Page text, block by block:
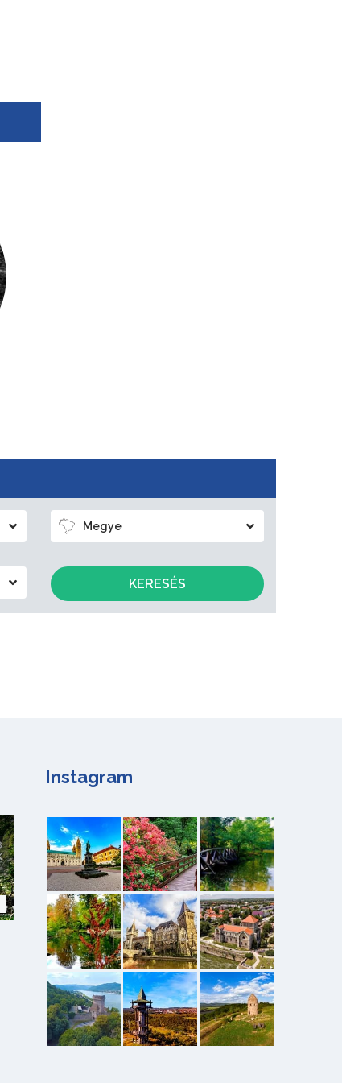
Megye
KERESÉS
Instagram